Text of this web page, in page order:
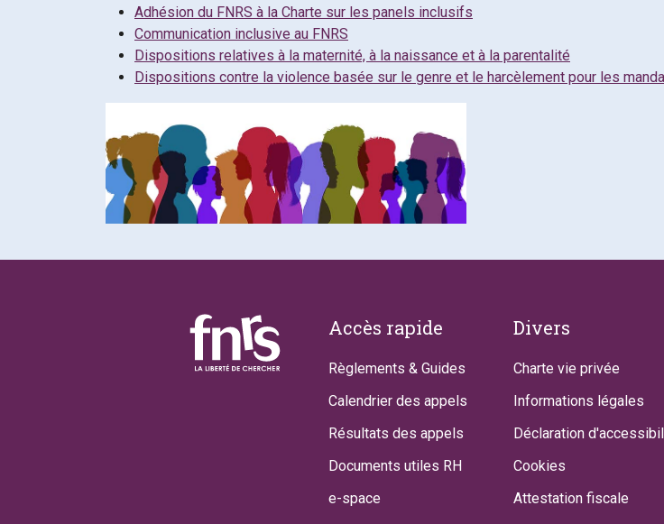
Adhésion du FNRS à la Charte sur les panels inclusifs
Communication inclusive au FNRS
Dispositions relatives à la maternité, à la naissance et à la parentalité
Dispositions contre la violence basée sur le genre et le harcèlement pour les
Footer
Accès rapide
Règlements & Guides
Calendrier des appels
Résultats des appels
Documents utiles RH
e-space
Divers
Charte vie privée
Informations légales
Déclaration
Cookies
Attestation fiscale